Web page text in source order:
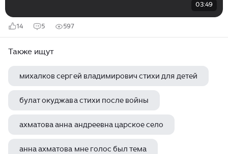
03:49
14 5 597
Также ищут
михалков сергей владимирович стихи для детей
булат окуджава стихи после войны
ахматова анна андреевна царское село
анна ахматова мне голос был тема